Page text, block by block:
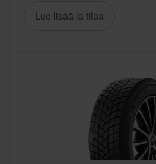
Lue lisää ja tilaa